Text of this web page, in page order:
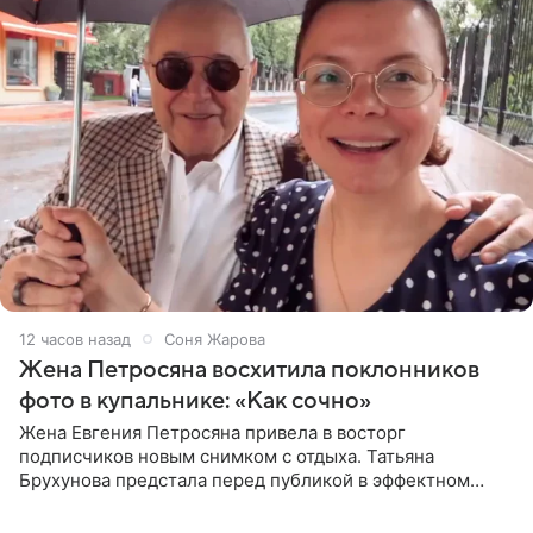
12 часов назад Соня Жарова
Жена Петросяна восхитила поклонников
фото в купальнике: «Как сочно»
Жена Евгения Петросяна привела в восторг
подписчиков новым снимком с отдыха. Татьяна
Брухунова предстала перед публикой в эффектном